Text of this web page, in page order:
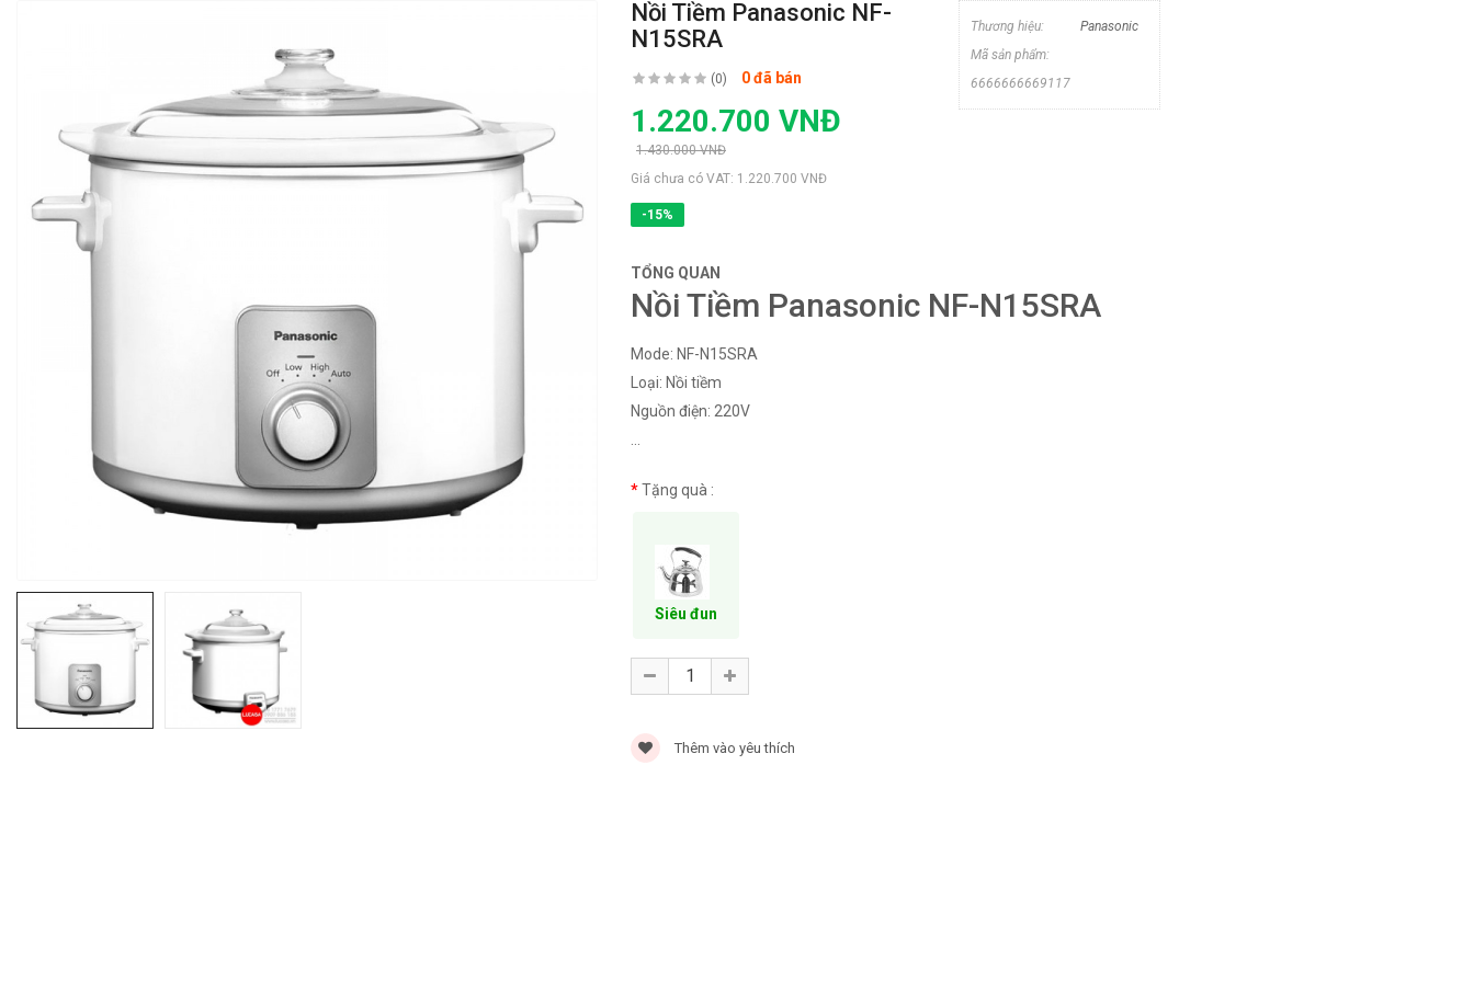
Nồi Tiềm Panasonic NF-
N15SRA
(0) 0 đã bán
1.220.700 VNĐ
1.430.000 VNĐ
Giá chưa có VAT: 1.220.700 VNĐ
-15%
Thương hiệu:
Panasonic
Mã sản phẩm:
6666666669117
TỔNG QUAN
Nồi Tiềm Panasonic NF-N15SRA
Mode: NF-N15SRA
Loại: Nồi tiềm
Nguồn điện: 220V
Tặng quà :
Siêu đun
Thêm vào yêu thích